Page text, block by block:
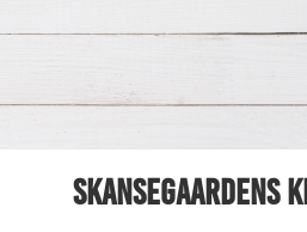
Skansegaardens